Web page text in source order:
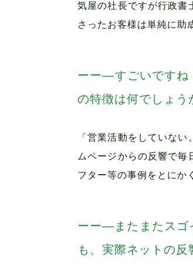
気屋の社長ですが行政書
さったお客様は単純に助
―すごいですね
の特徴は何でしょう
「営業活動をしていな
ムページからの反響で
フター等の事例をとにか
―またまたスゴ
も、実際ネットの